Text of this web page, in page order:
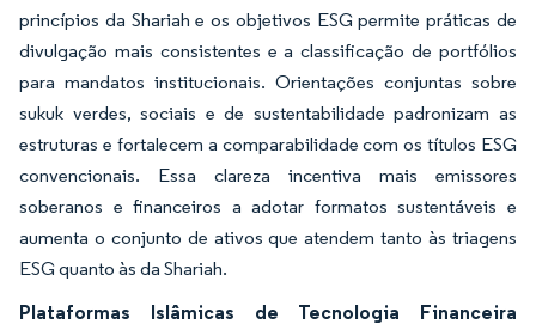
princípios da Shariah e os objetivos ESG permite práticas de
divulgação mais consistentes e a classificação de portfólios
para mandatos institucionais. Orientações conjuntas sobre
sukuk verdes, sociais e de sustentabilidade padronizam as
estruturas e fortalecem a comparabilidade com os títulos ESG
convencionais. Essa clareza incentiva mais emissores
soberanos e financeiros a adotar formatos sustentáveis e
aumenta o conjunto de ativos que atendem tanto às triagens
ESG quanto às da Shariah.
Plataformas Islâmicas de Tecnologia Financeira